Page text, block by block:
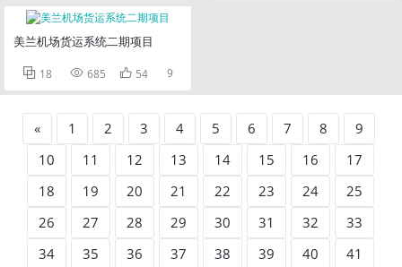
美兰机场货运系统二期项目
 18  685  54 9
« 1 2 3 4 5 6 7 8
9
10
11 12 13 14 15 16
17
18
19 20 21 22 23 24
25
26
27 28 29 30 31 32
33
34
35 36 37 38 39 40
41